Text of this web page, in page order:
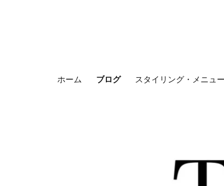
ホーム ブログ スタイリング・メニュー